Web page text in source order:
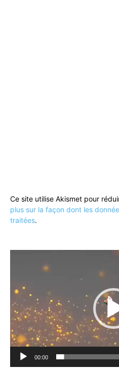
Ce site utilise Akismet pour
plus sur la façon dont les
traitées.
00:00